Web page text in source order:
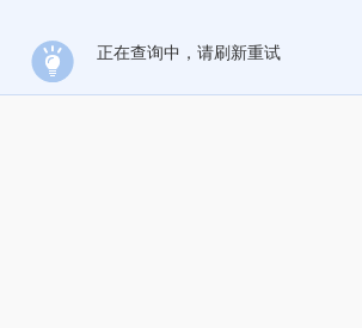
正在查询中，请刷新重试